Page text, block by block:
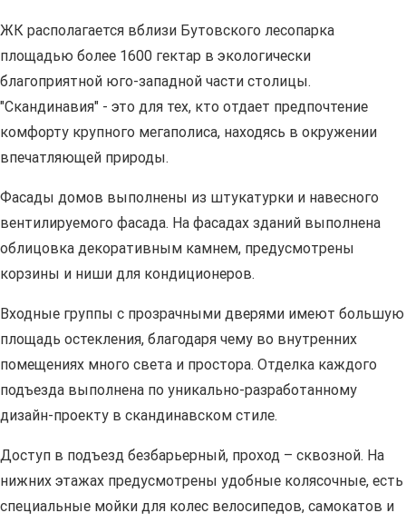
ЖК располагается вблизи Бутовского лесопарка
площадью более 1600 гектар в экологически
благоприятной юго-западной части столицы.
"Скандинавия" - это для тех, кто отдает предпочтение
комфорту крупного мегаполиса, находясь в окружении
впечатляющей природы.
Фасады домов выполнены из штукатурки и навесного
вентилируемого фасада. На фасадах зданий выполнена
облицовка декоративным камнем, предусмотрены
корзины и ниши для кондиционеров.
Входные группы с прозрачными дверями имеют большую
площадь остекления, благодаря чему во внутренних
помещениях много света и простора. Отделка каждого
подъезда выполнена по уникально-разработанному
дизайн-проекту в скандинавском стиле.
Доступ в подъезд безбарьерный, проход – сквозной. На
нижних этажах предусмотрены удобные колясочные, есть
специальные мойки для колес велосипедов, самокатов и